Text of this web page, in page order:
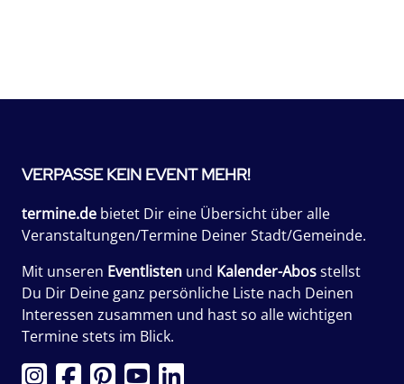
VERPASSE KEIN EVENT MEHR!
termine.de bietet Dir eine Übersicht über alle
Veranstaltungen/Termine Deiner Stadt/Gemeinde.
Mit unseren Eventlisten und Kalender-Abosstellst
Du Dir Deine ganz persönliche Liste nach Deinen
Interessen zusammen und hast so alle wichtigen
Termine stets im Blick.